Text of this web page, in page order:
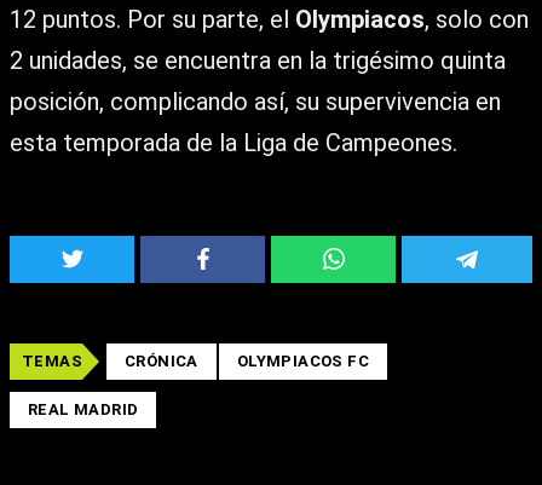
12 puntos. Por su parte, el Olympiacos, solo con
2 unidades, se encuentra en la trigésimo quinta
posición, complicando así, su supervivencia en
esta temporada de la Liga de Campeones.
TEMAS CRÓNICA OLYMPIACOS FC
REAL MADRID